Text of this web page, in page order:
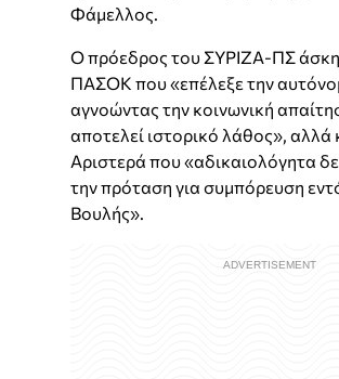
Φάμελλος.
Ο πρόεδρος του ΣΥΡΙΖΑ-ΠΣ
ΠΑΣΟΚ που «επέλεξε την
αγνοώντας την κοινωνική
αποτελεί ιστορικό λάθος», αλλά
Αριστερά που «αδικαιολόγητα
την πρόταση για συμπόρευση
Βουλής».